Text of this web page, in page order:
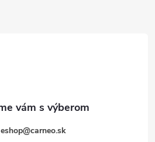
eshop@carneo.sk